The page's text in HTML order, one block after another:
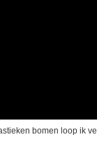
bomen loop ik